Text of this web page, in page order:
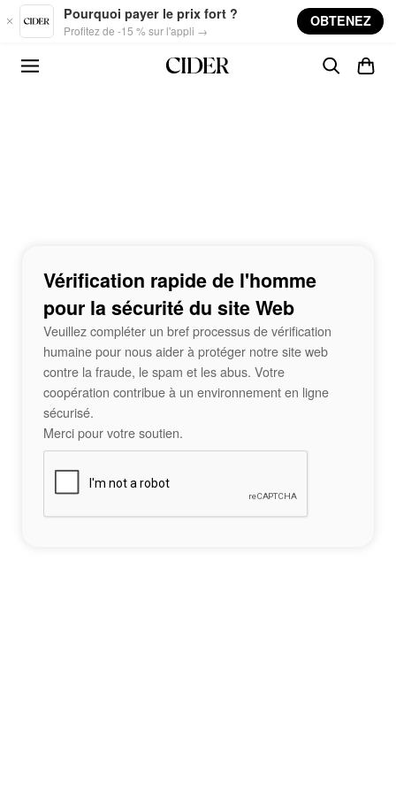
Skip to main content
Pourquoi payer le prix fort ?
Profitez de -15 % sur l'appli →
OBTENEZ
Vérification rapide de l'homme
pour la sécurité du site Web
Veuillez compléter un bref processus de vérification
humaine pour nous aider à protéger notre site web
contre la fraude, le spam et les abus. Votre
coopération contribue à un environnement en ligne
sécurisé.
Merci pour votre soutien.